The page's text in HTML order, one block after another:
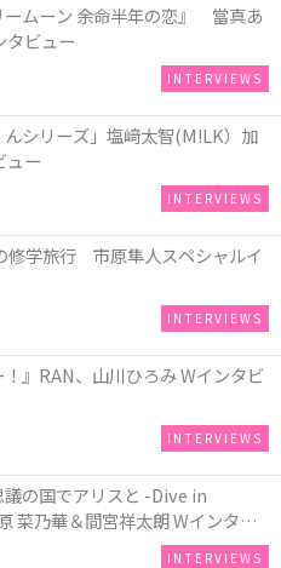
ームーン 余命半年の恋』 當真あ
タビュー
INTERVIEWS
んシリーズ」塩﨑太智(M!LK）加
ュー
INTERVIEWS
修学旅行 市原隼人スペシャルイ
INTERVIEWS
』RAN、山川ひろみ Wインタビ
INTERVIEWS
の国でアリスと -Dive in
菜乃華＆間宮祥太朗 Wインタビ
INTERVIEWS